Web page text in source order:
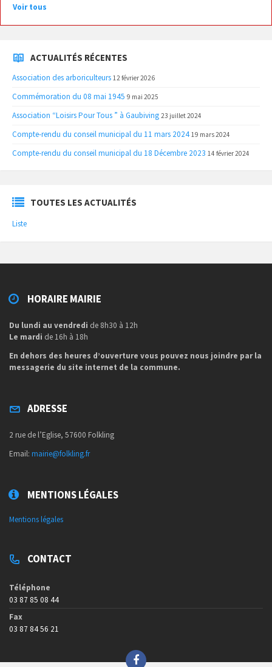
Voir tous
ACTUALITÉS RÉCENTES
Association des arboriculteurs 12 février 2026
Commémoration du 08 mai 1945 9 mai 2025
Association “Loisirs Pour Tous ” à Gaubiving 23 juillet 2024
Compte-rendu du conseil municipal du 11 mars 2024 19 mars 2024
Compte-rendu du conseil municipal du 18 Décembre 2023 14 février 2024
TOUTES LES ACTUALITÉS
Liste
HORAIRE MAIRIE
Du lundi au vendredi de 8h30 à 12h
Le mardi de 16h à 18h
En dehors des heures d’ouverture vous pouvez nous joindre par la
messagerie du site internet de la commune.
ADRESSE
2 rue de l’Eglise, 57600 Folkling
Email: mairie@folkling.fr
MENTIONS LÉGALES
Mentions légales
CONTACT
Téléphone
03 87 85 08 44
Fax
03 87 84 56 21